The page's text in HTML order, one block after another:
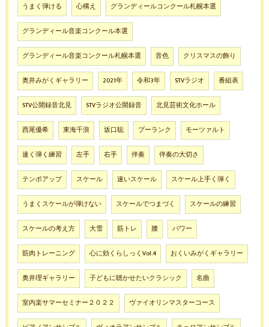
うまく弾ける 心構え グランディールコンクール札幌本選
グランディール音楽コンクール本選
グランディール音楽コンクール札幌本選 音色 クリスマスの飾り
奥井みがくギャラリー 2021年 令和3年 STVラジオ 番組表
STV公開録音北見 STVラジオ公開録音 北見芸術文化ホール
西尾優希 東海千浪 坂口聡 プーランク モーツァルト
速く弾く練習 左手 右手 伴奏 伴奏の大切さ
テンポアップ スケール 速いスケール スケール上手く弾く
うまくスケールが弾けない スケールでつまづく スケールの練習
スケールの考え方 大雪 筋トレ 腰 パワー
筋肉トレーニング 心に効くらしっくVol.4 おくいみがくギャラリー
奥井理ギャラリー 子どもに聴かせたいクラシック 名曲
室内楽サマーセミナー２０２２ ヴァイオリンマスターコース